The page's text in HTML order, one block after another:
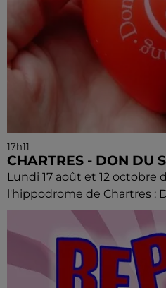
17h11
CHARTRES - DON DU
Lundi 17 août et 12 octobre
l'hippodrome de Chartres :